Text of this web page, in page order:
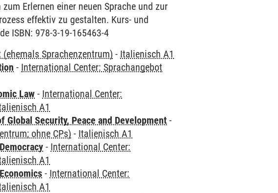
Erlernen einer neuen Sprache und zur
effektiv zu gestalten. Kurs- und
ISBN: 978-3-19-165463-4
Sprachenzentrum) - Italienisch A1
- International Center: Sprachangebot
Law - International Center:
A1
Security, Peace and Development -
ohne CPs) - Italienisch A1
- International Center:
A1
- International Center:
A1